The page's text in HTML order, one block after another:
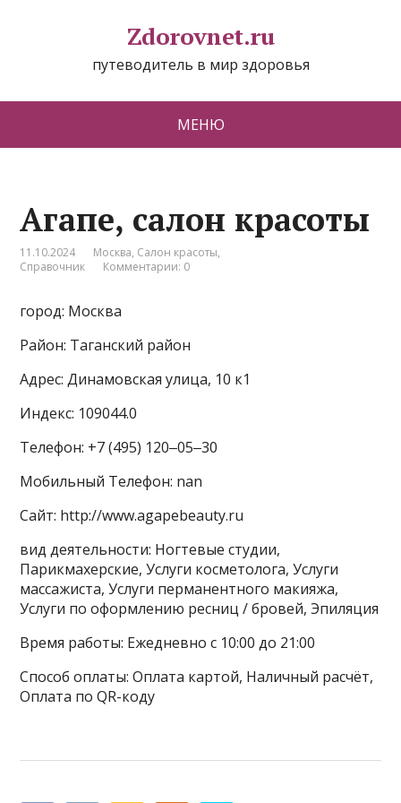
Zdorovnet.ru
путеводитель в мир здоровья
МЕНЮ
Агапе, салон красоты
11.10.2024 Москва, Салон красоты,
Справочник
Комментарии: 0
город: Москва
Район: Таганский район
Адрес: Динамовская улица, 10 к1
Индекс: 109044.0
Телефон: +7 (495) 120‒05‒30
Мобильный Телефон: nan
Сайт: http://www.agapebeauty.ru
вид деятельности: Ногтевые студии,
Парикмахерские, Услуги косметолога, Услуги
массажиста, Услуги перманентного макияжа,
Услуги по оформлению ресниц / бровей, Эпиляция
Время работы: Ежедневно с 10:00 до 21:00
Способ оплаты: Оплата картой, Наличный расчёт,
Оплата по QR-коду